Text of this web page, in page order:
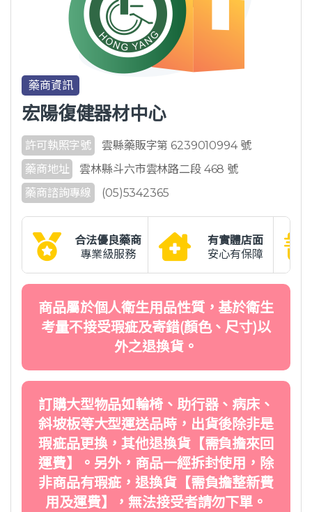
藥商資訊
宏陽復健器材中心
許可執照字號
雲縣藥販字第 6239010994 號
藥商地址
雲林縣斗六市雲林路二段 468 號
藥商諮詢專線
(05)5342365
合法優良藥商
專業級服務
有實體店面
安心有保障
商品屬於個人衛生用品性質，基於衛生
考量不接受瑕疵及寄錯(顏色、尺寸)以
外之退換貨。
訂購大型物品如輪椅、助行器、病床、
斜坡板等大型運送品時，出貨後除非是
瑕疵品更換，其他退換貨【需負擔來回
運費】。另外，商品一經拆封使用，除
非商品有瑕疵，退換貨【需負擔整新費
用及運費】，無法接受者請勿下單。